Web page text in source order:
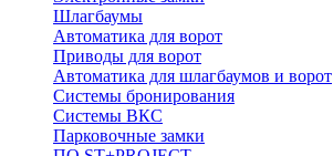
Шлагбаумы
Автоматика для ворот
Приводы для ворот
Автоматика для шлагбаумов и ворот
Системы бронирования
Системы ВКС
Парковочные замки